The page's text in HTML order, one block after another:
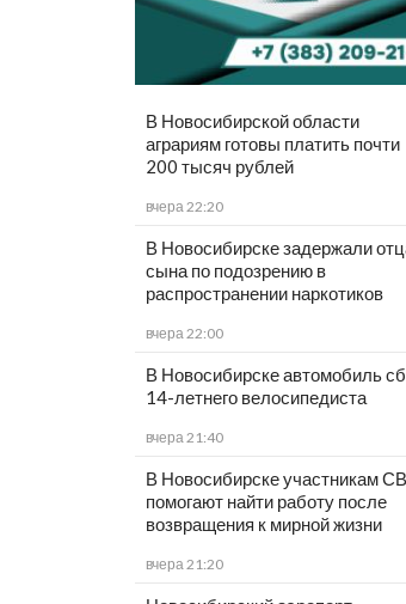
В Новосибирской области
аграриям готовы платить почти
200 тысяч рублей
вчера 22:20
В Новосибирске задержали
сына по подозрению в
распространении наркотиков
вчера 22:00
В Новосибирске автомобиль
14-летнего велосипедиста
вчера 21:40
В Новосибирске участникам
помогают найти работу после
возвращения к мирной жизни
вчера 21:20